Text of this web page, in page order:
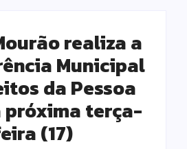
realiza a
Municipal
da Pessoa
próxima terça-
(17)